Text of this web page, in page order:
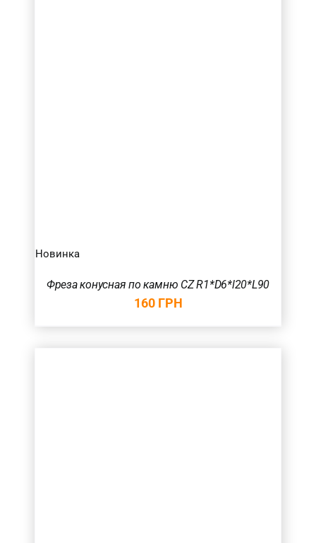
Новинка
Фреза конусная по камню CZ R1*D6*l20*L90
160 ГРН